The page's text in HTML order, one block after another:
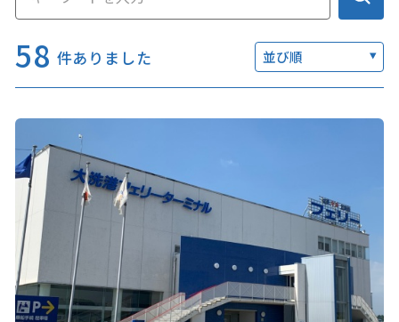
このサイトについて
動画ライブラリー
お問い合わせ
Languages
58 件ありました 並び順